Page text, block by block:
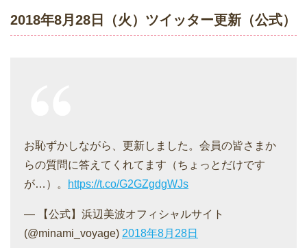
2018年8月28日（火）ツイッター更新（公式）
お恥ずかしながら、更新しました。会員の皆さまか
らの質問に答えてくれてます（ちょっとだけです
が…）。
https://t.co/G2GZgdgWJs
— 【公式】浜辺美波オフィシャルサイト
(@minami_voyage) 2018年8月28日